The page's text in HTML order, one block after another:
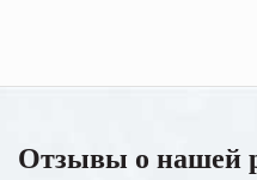
Отзывы о нашей